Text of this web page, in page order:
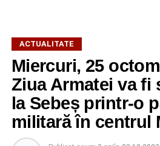
ACTUALITATE
Miercuri, 25
Ziua Armatei va fi
la Sebeș printr-o
militară în centrul